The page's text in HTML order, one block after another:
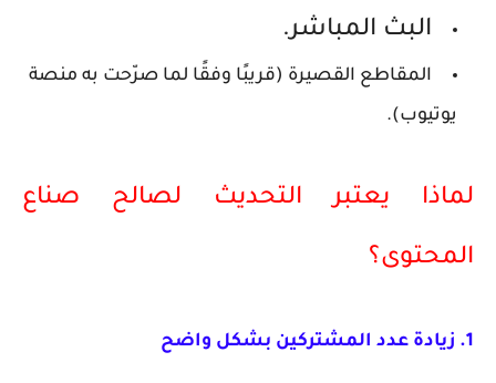
البث المباشر.
المقاطع القصيرة (قريبًا وفقًا لما صرّحت به منصة
يوتيوب).
لماذا يعتبر التحديث لصالح صناع
المحتوى؟
1. زيادة عدد المشتركين بشكل واضح